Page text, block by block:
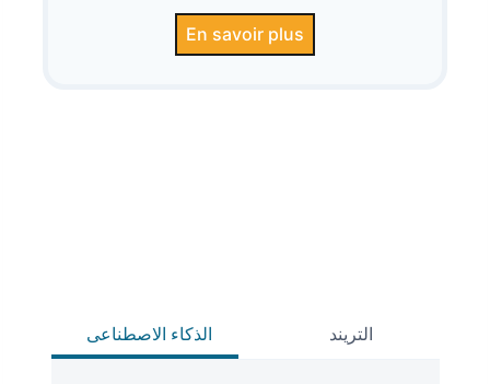
En savoir plus
الذكاء الاصطناعى التريند